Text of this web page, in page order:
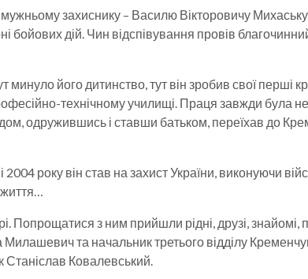
захиснику – Василю Вікторовичу
бойових дій. Чин відспівування провів
його дитинство, тут він зробив свої перші
технічному училищі. Праця завжди була
одружившись і ставши батьком, переїхав до
року він став на захист України, виконуючи
Попрощатися з ним прийшли рідні, друзі,
та начальник третього відділу
Станіслав Ковалевський.